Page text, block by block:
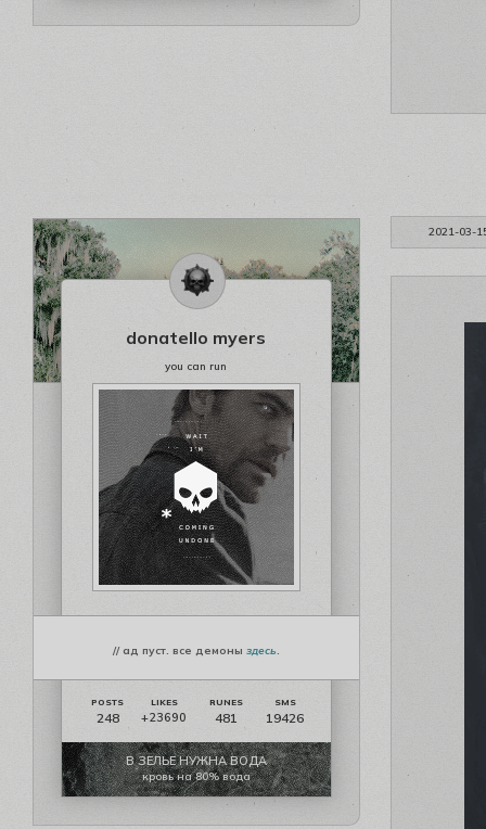
2021-03-
donatello myers
you can run
// ад пуст. все демоны здесь.
248 +23690 481 19426
В ЗЕЛЬЕ НУЖНА ВОДА
кровь на 80% вода